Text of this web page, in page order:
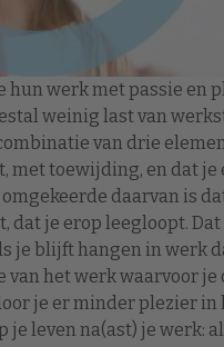
hun werk met passie en
weinig last van
van drie
met toewijding, en dat je
daarvan is
dat je erop leegloopt.
je blijft hangen in werk
van het werk waarvoor je
je er minder plezier in
je leven na(ast) je werk: